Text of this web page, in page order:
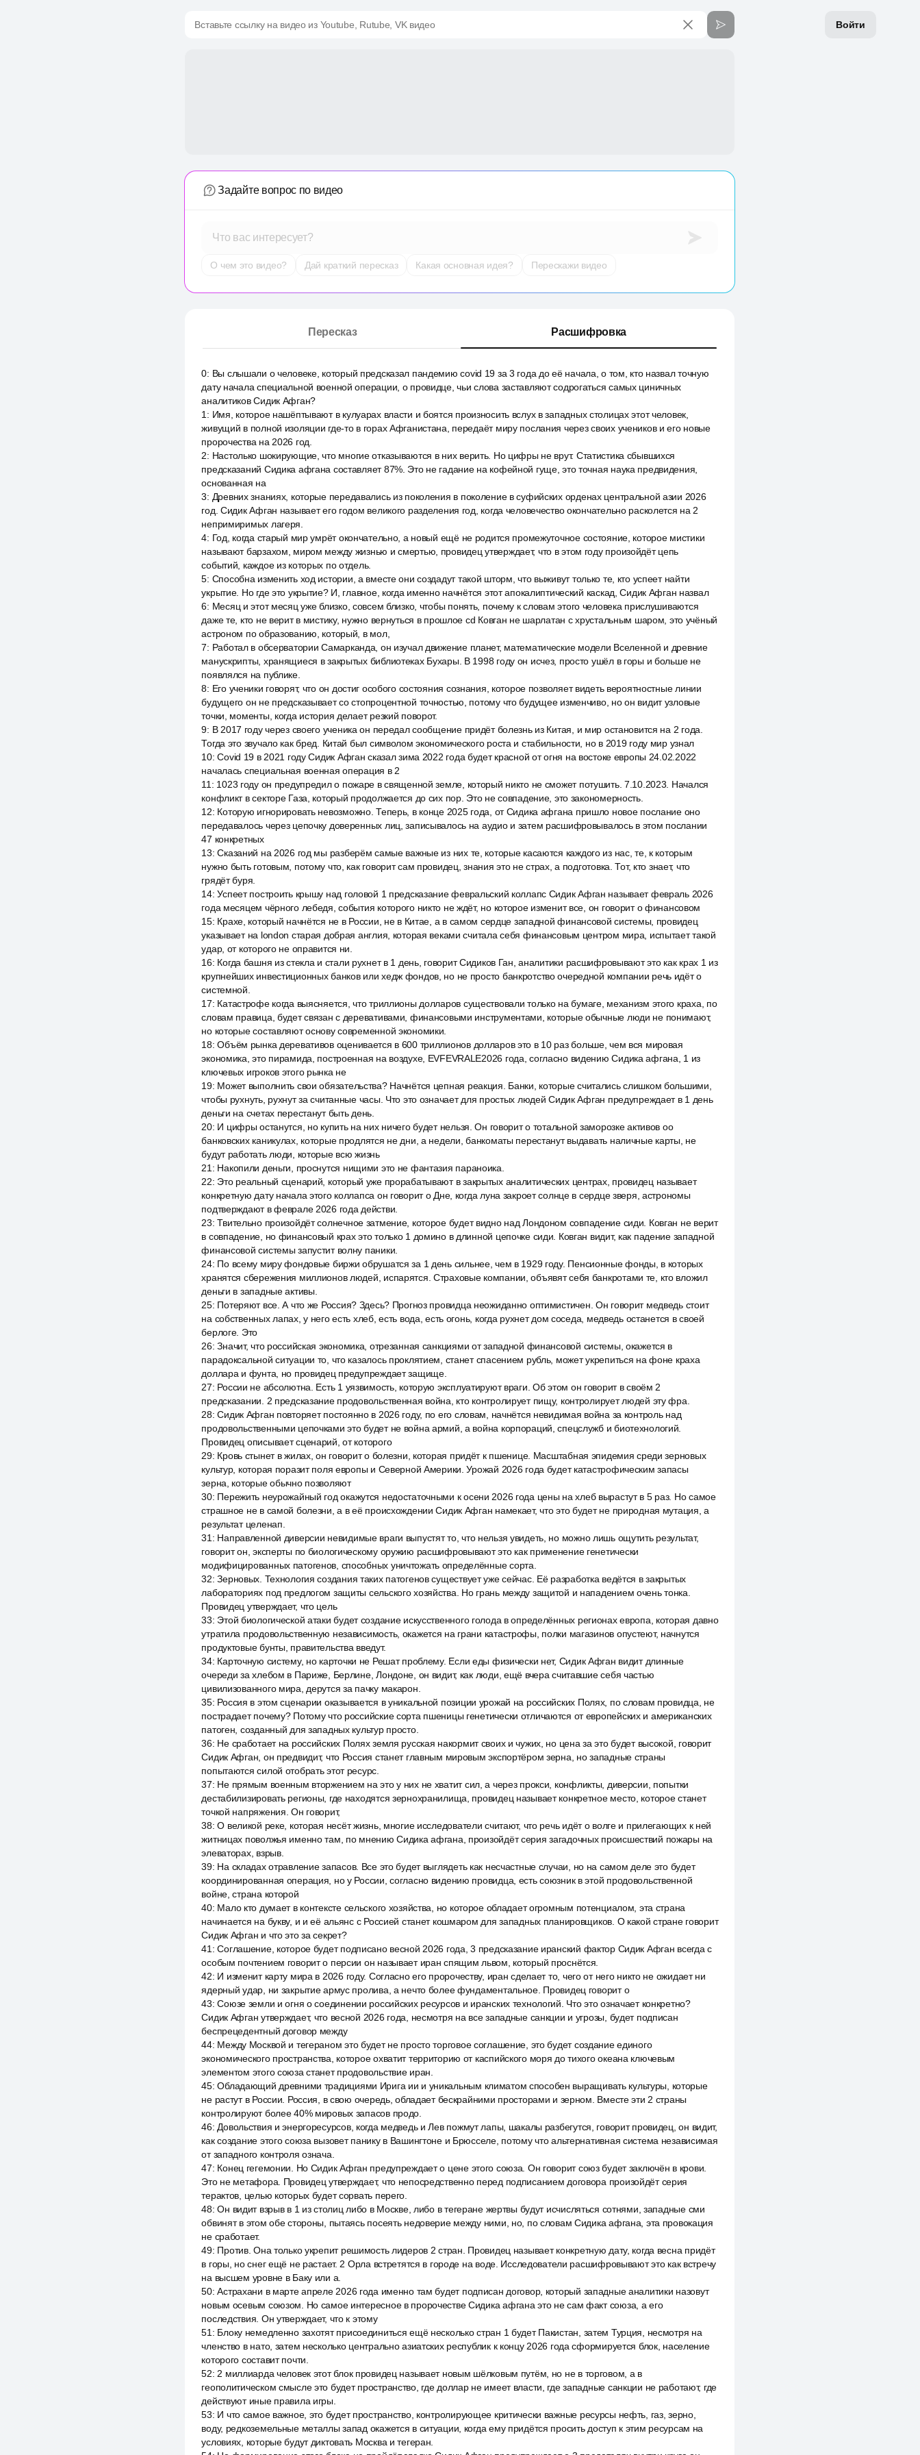
Войти
Вставьте ссылку на видео из Youtube, Rutube, VK видео
Задайте вопрос по видео
Что вас интересует?
О чем это видео? Дай краткий пересказ Какая основная идея? Перескажи видео
Пересказ Расшифровка
0: Вы слышали о человеке, который предсказал пандемию covid 19 за 3 года до её начала, о том, кто назвал точную
дату начала специальной военной операции, о провидце, чьи слова заставляют содрогаться самых циничных
аналитиков Сидик Афган?
1 : Имя, которое нашёптывают в кулуарах власти и боятся произносить вслух в западных столицах этот человек,
живущий в полной изоляции где-то в горах Афганистана, передаёт миру послания через своих учеников и его новые
пророчества на 2026 год.
2: Настолько шокирующие, что многие отказываются в них верить. Но цифры не врут. Статистика сбывшихся
предсказаний Сидика афгана составляет 87%. Это не гадание на кофейной гуще, это точная наука предвидения,
основанная на
3: Древних знаниях, которые передавались из поколения в поколение в суфийских орденах центральной азии 2026
год. Сидик Афган называет его годом великого разделения год, когда человечество окончательно расколется на 2
непримиримых лагеря.
4: Год, когда старый мир умрёт окончательно, а новый ещё не родится промежуточное состояние, которое мистики
называют барзахом, миром между жизнью и смертью, провидец утверждает, что в этом году произойдёт цепь
событий, каждое из которых по отдель.
5: Способна изменить ход истории, а вместе они создадут такой шторм, что выживут только те, кто успеет найти
укрытие. Но где это укрытие? И, главное, когда именно начнётся этот апокалиптический каскад, Сидик Афган назвал
6: Месяц и этот месяц уже близко, совсем близко, чтобы понять, почему к словам этого человека прислушиваются
даже те, кто не верит в мистику, нужно вернуться в прошлое cd Ковган не шарлатан с хрустальным шаром, это учёный
астроном по образованию, который, в мол,
7: Работал в обсерватории Самарканда, он изучал движение планет, математические модели Вселенной и древние
манускрипты, хранящиеся в закрытых библиотеках Бухары. В 1998 году он исчез, просто ушёл в горы и больше не
появлялся на публике.
8: Его ученики говорят, что он достиг особого состояния сознания, которое позволяет видеть вероятностные линии
будущего он не предсказывает со стопроцентной точностью, потому что будущее изменчиво, но он видит узловые
точки, моменты, когда история делает резкий поворот.
9: В 2017 году через своего ученика он передал сообщение придёт болезнь из Китая, и мир остановится на 2 года.
Тогда это звучало как бред. Китай был символом экономического роста и стабильности, но в 2019 году мир узнал
10:Covid 19 в 2021 году Сидик Афган сказал зима 2022 года будет красной от огня на востоке европы 24.02.2022
началась специальная военная операция в 2
11 : 1023 году он предупредил о пожаре в священной земле, который никто не сможет потушить. 7.10.2023. Начался
конфликт в секторе Газа, который продолжается до сих пор. Это не совпадение, это закономерность.
12: Которую игнорировать невозможно. Теперь, в конце 2025 года, от Сидика афгана пришло новое послание оно
передавалось через цепочку доверенных лиц, записывалось на аудио и затем расшифровывалось в этом послании
47 конкретных
13:Сказаний на 2026 год мы разберём самые важные из них те, которые касаются каждого из нас, те, к которым
нужно быть готовым, потому что, как говорит сам провидец, знания это не страх, а подготовка. Тот, кто знает, что
грядёт буря.
14:Успеет построить крышу над головой 1 предсказание февральский коллапс Сидик Афган называет февраль 2026
года месяцем чёрного лебедя, события которого никто не ждёт, но которое изменит все, он говорит о финансовом
15: Крахе, который начнётся не в России, не в Китае, а в самом сердце западной финансовой системы, провидец
указывает на london старая добрая англия, которая веками считала себя финансовым центром мира, испытает такой
удар, от которого не оправится ни.
16: Когда башня из стекла и стали рухнет в 1 день, говорит Сидиков Ган, аналитики расшифровывают это как крах 1 из
крупнейших инвестиционных банков или хедж фондов, но не просто банкротство очередной компании речь идёт о
системной.
17: Катастрофе когда выясняется, что триллионы долларов существовали только на бумаге, механизм этого краха, по
словам правица, будет связан с деревативами, финансовыми инструментами, которые обычные люди не понимают,
но которые составляют основу современной экономики.
18:Объём рынка деревативов оценивается в 600 триллионов долларов это в 10 раз больше, чем вся мировая
экономика, это пирамида, построенная на воздухе, EVFEVRALE2026 года, согласно видению Сидика афгана, 1 из
ключевых игроков этого рынка не
19: Может выполнить свои обязательства? Начнётся цепная реакция. Банки, которые считались слишком большими,
чтобы рухнуть, рухнут за считанные часы. Что это означает для простых людей Сидик Афган предупреждает в 1 день
деньги на счетах перестанут быть день.
20: И цифры останутся, но купить на них ничего будет нельзя. Он говорит о тотальной заморозке активов оо
банковских каникулах, которые продлятся не дни, а недели, банкоматы перестанут выдавать наличные карты, не
будут работать люди, которые всю жизнь
21 : Накопили деньги, проснутся нищими это не фантазия параноика.
22: Это реальный сценарий, который уже прорабатывают в закрытых аналитических центрах, провидец называет
конкретную дату начала этого коллапса он говорит о Дне, когда луна закроет солнце в сердце зверя, астрономы
подтверждают в феврале 2026 года действи.
23:Твительно произойдёт солнечное затмение, которое будет видно над Лондоном совпадение сиди. Ковган не верит
в совпадение, но финансовый крах это только 1 домино в длинной цепочке сиди. Ковган видит, как падение западной
финансовой системы запустит волну паники.
24: По всему миру фондовые биржи обрушатся за 1 день сильнее, чем в 1929 году. Пенсионные фонды, в которых
хранятся сбережения миллионов людей, испарятся. Страховые компании, объявят себя банкротами те, кто вложил
деньги в западные активы.
25: Потеряют все. А что же Россия? Здесь? Прогноз провидца неожиданно оптимистичен. Он говорит медведь стоит
на собственных лапах, у него есть хлеб, есть вода, есть огонь, когда рухнет дом соседа, медведь останется в своей
берлоге. Это
26:Значит, что российская экономика, отрезанная санкциями от западной финансовой системы, окажется в
парадоксальной ситуации то, что казалось проклятием, станет спасением рубль, может укрепиться на фоне краха
доллара и фунта, но провидец предупреждает защище.
27: России не абсолютна. Есть 1 уязвимость, которую эксплуатируют враги. Об этом он говорит в своём 2
предсказании. 2 предсказание продовольственная война, кто контролирует пищу, контролирует людей эту фра.
28:Сидик Афган повторяет постоянно в 2026 году, по его словам, начнётся невидимая война за контроль над
продовольственными цепочками это будет не война армий, а война корпораций, спецслужб и биотехнологий.
Провидец описывает сценарий, от которого
29: Кровь стынет в жилах, он говорит о болезни, которая придёт к пшенице. Масштабная эпидемия среди зерновых
культур, которая поразит поля европы и Северной Америки. Урожай 2026 года будет катастрофическим запасы
зерна, которые обычно позволяют
30: Пережить неурожайный год окажутся недостаточными к осени 2026 года цены на хлеб вырастут в 5 раз. Но самое
страшное не в самой болезни, а в её происхождении Сидик Афган намекает, что это будет не природная мутация, а
результат целенап.
31 : Направленной диверсии невидимые враги выпустят то, что нельзя увидеть, но можно лишь ощутить результат,
говорит он, эксперты по биологическому оружию расшифровывают это как применение генетически
модифицированных патогенов, способных уничтожать определённые сорта.
32:Зерновых. Технология создания таких патогенов существует уже сейчас. Её разработка ведётся в закрытых
лабораториях под предлогом защиты сельского хозяйства. Но грань между защитой и нападением очень тонка.
Провидец утверждает, что цель
33: Этой биологической атаки будет создание искусственного голода в определённых регионах европа, которая давно
утратила продовольственную независимость, окажется на грани катастрофы, полки магазинов опустеют, начнутся
продуктовые бунты, правительства введут.
34: Карточную систему, но карточки не Решат проблему. Если еды физически нет, Сидик Афган видит длинные
очереди за хлебом в Париже, Берлине, Лондоне, он видит, как люди, ещё вчера считавшие себя частью
цивилизованного мира, дерутся за пачку макарон.
35: Россия в этом сценарии оказывается в уникальной позиции урожай на российских Полях, по словам провидца, не
пострадает почему? Потому что российские сорта пшеницы генетически отличаются от европейских и американских
патоген, созданный для западных культур просто.
36: Не сработает на российских Полях земля русская накормит своих и чужих, но цена за это будет высокой, говорит
Сидик Афган, он предвидит, что Россия станет главным мировым экспортёром зерна, но западные страны
попытаются силой отобрать этот ресурс.
37: Не прямым военным вторжением на это у них не хватит сил, а через прокси, конфликты, диверсии, попытки
дестабилизировать регионы, где находятся зернохранилища, провидец называет конкретное место, которое станет
точкой напряжения. Он говорит,
38:О великой реке, которая несёт жизнь, многие исследователи считают, что речь идёт о волге и прилегающих к ней
житницах поволжья именно там, по мнению Сидика афгана, произойдёт серия загадочных происшествий пожары на
элеваторах, взрыв.
39: На складах отравление запасов. Все это будет выглядеть как несчастные случаи, но на самом деле это будет
координированная операция, но у России, согласно видению провидца, есть союзник в этой продовольственной
войне, страна которой
40: Мало кто думает в контексте сельского хозяйства, но которое обладает огромным потенциалом, эта страна
начинается на букву, и и её альянс с Россией станет кошмаром для западных планировщиков. О какой стране говорит
Сидик Афган и что это за секрет?
41 :Соглашение, которое будет подписано весной 2026 года, 3 предсказание иранский фактор Сидик Афган всегда с
особым почтением говорит о персии он называет иран спящим львом, который проснётся.
42: И изменит карту мира в 2026 году. Согласно его пророчеству, иран сделает то, чего от него никто не ожидает ни
ядерный удар, ни закрытие армус пролива, а нечто более фундаментальное. Провидец говорит о
43:Союзе земли и огня о соединении российских ресурсов и иранских технологий. Что это означает конкретно?
Сидик Афган утверждает, что весной 2026 года, несмотря на все западные санкции и угрозы, будет подписан
беспрецедентный договор между
44: Между Москвой и тегераном это будет не просто торговое соглашение, это будет создание единого
экономического пространства, которое охватит территорию от каспийского моря до тихого океана ключевым
элементом этого союза станет продовольствие иран.
45:Обладающий древними традициями Ирига ии и уникальным климатом способен выращивать культуры, которые
не растут в России. Россия, в свою очередь, обладает бескрайними просторами и зерном. Вместе эти 2 страны
контролируют более 40% мировых запасов продо.
46: Довольствия и энергоресурсов, когда медведь и Лев пожмут лапы, шакалы разбегутся, говорит провидец, он видит,
как создание этого союза вызовет панику в Вашингтоне и Брюсселе, потому что альтернативная система независимая
от западного контроля означа.
47: Конец гегемонии. Но Сидик Афган предупреждает о цене этого союза. Он говорит союз будет заключён в крови.
Это не метафора. Провидец утверждает, что непосредственно перед подписанием договора произойдёт серия
терактов, целью которых будет сорвать перего.
48:Он видит взрыв в 1 из столиц либо в Москве, либо в тегеране жертвы будут исчисляться сотнями, западные сми
обвинят в этом обе стороны, пытаясь посеять недоверие между ними, но, по словам Сидика афгана, эта провокация
не сработает.
49: Против. Она только укрепит решимость лидеров 2 стран. Провидец называет конкретную дату, когда весна придёт
в горы, но снег ещё не растает. 2 Орла встретятся в городе на воде. Исследователи расшифровывают это как встречу
на высшем уровне в Баку или а.
50:Астрахани в марте апреле 2026 года именно там будет подписан договор, который западные аналитики назовут
новым осевым союзом. Но самое интересное в пророчестве Сидика афгана это не сам факт союза, а его
последствия. Он утверждает, что к этому
51 : Блоку немедленно захотят присоединиться ещё несколько стран 1 будет Пакистан, затем Турция, несмотря на
членство в нато, затем несколько центрально азиатских республик к концу 2026 года сформируется блок, население
которого составит почти.
52: 2 миллиарда человек этот блок провидец называет новым шёлковым путём, но не в торговом, а в
геополитическом смысле это будет пространство, где доллар не имеет власти, где западные санкции не работают, где
действуют иные правила игры.
53: И что самое важное, это будет пространство, контролирующее критически важные ресурсы нефть, газ, зерно,
воду, редкоземельные металлы запад окажется в ситуации, когда ему придётся просить доступ к этим ресурсам на
условиях, которые будут диктовать Москва и тегеран.